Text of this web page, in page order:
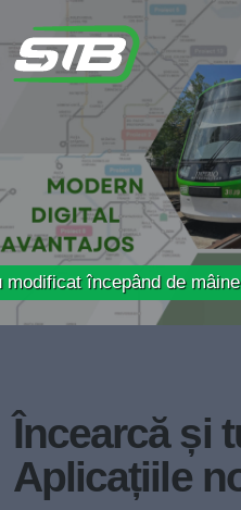
de mâine,
Încearcă și
Aplicațiile